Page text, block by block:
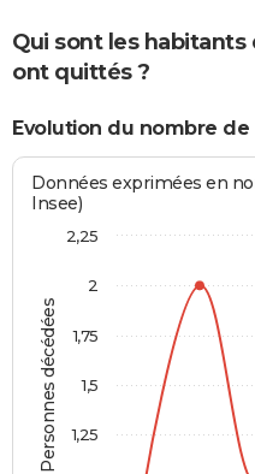
Qui sont les
ont quittés ?
Evolution du nombre
Personnes décédées
Données exprimées en
Insee)
1,25
1,5
1,75
2
2,25